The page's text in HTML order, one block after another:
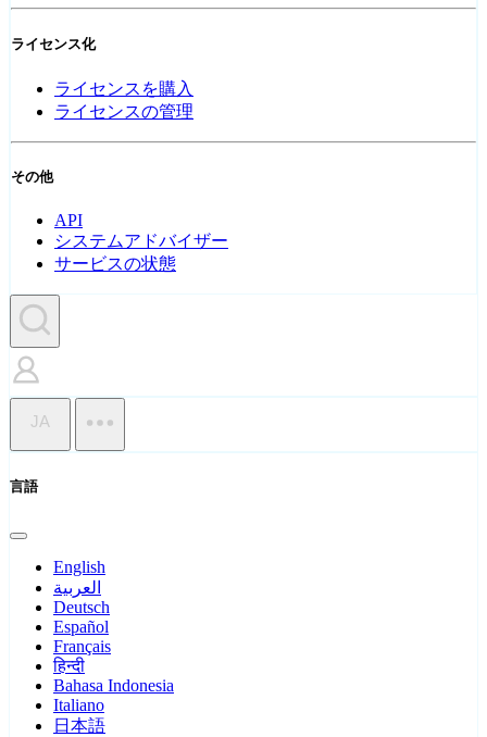
ライセンス化
ライセンスを購入
ライセンスの管理
その他
API
システムアドバイザー
サービスの状態
JA
言語
English
العربية
Deutsch
Español
Français
हिन्दी
Bahasa Indonesia
Italiano
日本語